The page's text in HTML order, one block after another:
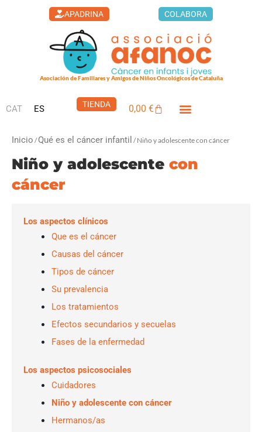
APADRINA COLABORA
Asociación de Familiares y Amigos de Niños Oncológicos de Cataluña
CAT ES TIENDA 0,00€Carrito
Inicio /Qué es el cáncer infantil / Niño y adolescente con cáncer
Niño y adolescente con
cáncer
Los aspectos clínicos
Que es el cáncer
Causas del cáncer
Tipos de cáncer
Su prevalencia
Los tratamientos
Efectos secundarios y secuelas
Fases de la enfermedad
Los aspectos psicosociales
Cuidadores
Niño y adolescente con cáncer
Hermanos/as